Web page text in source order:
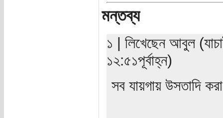
মন্তব্য
১ | লিখেছেন আবুল
১২:৫১পূর্বাহ্ন)
সব যায়গায় উসতাদি